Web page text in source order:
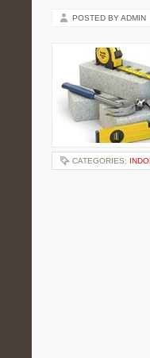
POSTED BY ADMIN
CATEGORIES: